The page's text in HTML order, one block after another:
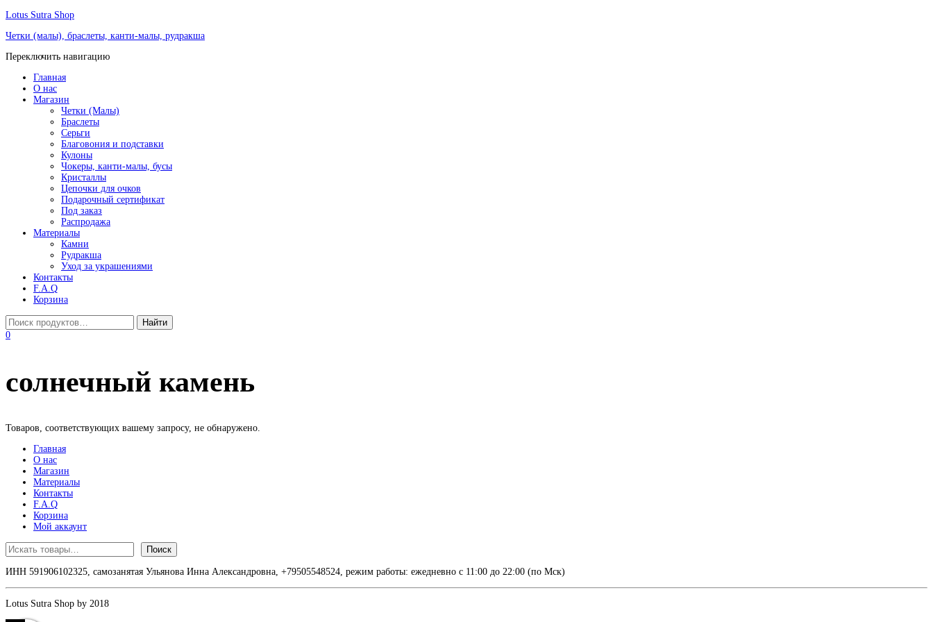
Lotus Sutra Shop
Четки (малы), браслеты, канти-малы, рудракша
Переключить навигацию
Главная
О нас
Магазин
Четки (Малы)
Браслеты
Серьги
Благовония и подставки
Кулоны
Чокеры, канти-малы, бусы
Кристаллы
Цепочки для очков
Подарочный сертификат
Под заказ
Распродажа
Материалы
Камни
Рудракша
Уход за украшениями
Контакты
F.A.Q
Корзина
0
солнечный камень
Товаров, соответствующих вашему запросу, не обнаружено.
Главная
О нас
Магазин
Материалы
Контакты
F.A.Q
Корзина
Мой аккаунт
Поиск
Поиск
ИНН 591906102325, самозанятая Ульянова Инна Александровна, +79505548524, режим работы: ежедневно с 11:00 до 22:00 (по Мск)
Lotus Sutra Shop by 2018